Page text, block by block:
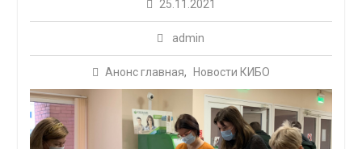
25.11.2021
admin
Анонс главная, Новости КИБО